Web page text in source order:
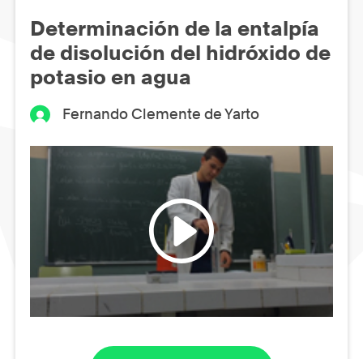
Determinación de la entalpía
de disolución del hidróxido de
potasio en agua
Fernando Clemente de Yarto